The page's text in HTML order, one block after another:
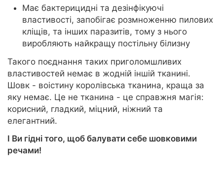
Має бактерицидні та дезінфікуючі
властивості, запобігає розмноженню пилових
кліщів, та інших паразитів, тому з нього
виробляють найкращу постільну білизну
Такого поєднання таких приголомшливих
властивостей немає в жодній іншій тканині.
Шовк - воістину королівська тканина, краща за
яку немає. Це не тканина - це справжня магія:
корисний, гладкий, міцний, ніжний та
елегантний.
І Ви гідні того, щоб балувати себе шовковими
речами!